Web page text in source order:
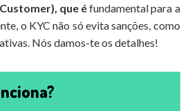
que éfundamental para a
o KYC não só evita sanções, como
Nós damos-te os detalhes!